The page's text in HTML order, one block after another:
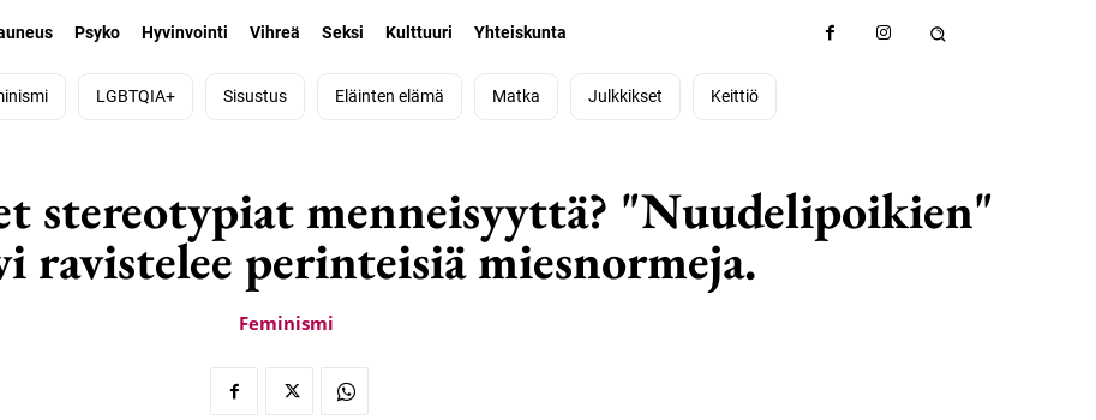
Psyko Hyvinvointi Vihreä Seksi Kulttuuri Yhteiskunta
LGBTQIA+ Sisustus Eläinten elämä Matka Julkkikset Keittiö
stereotypiat menneisyyttä? "Nuudelipoikien"
ravistelee perinteisiä miesnormeja.
Feminismi